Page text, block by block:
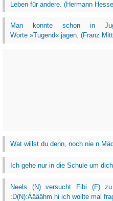
Leben für andere. (Hermann
Man konnte schon in
Worte »Tugend« jagen. (Franz
Wat willst du denn, noch nie n
Ich gehe nur in die Schule um
Neels (N) versucht Fibi (F)
:D(N):Äääähm hi ich wollte mal